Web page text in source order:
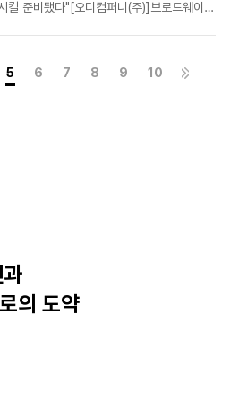
준비됐다"[오디컴퍼니(주)]브로드웨이
5 6 7 8 9 10
의 도약